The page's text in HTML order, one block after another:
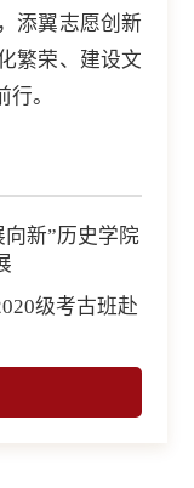
添翼志愿创新
繁荣、建设文
。
新”历史学院
级考古班赴